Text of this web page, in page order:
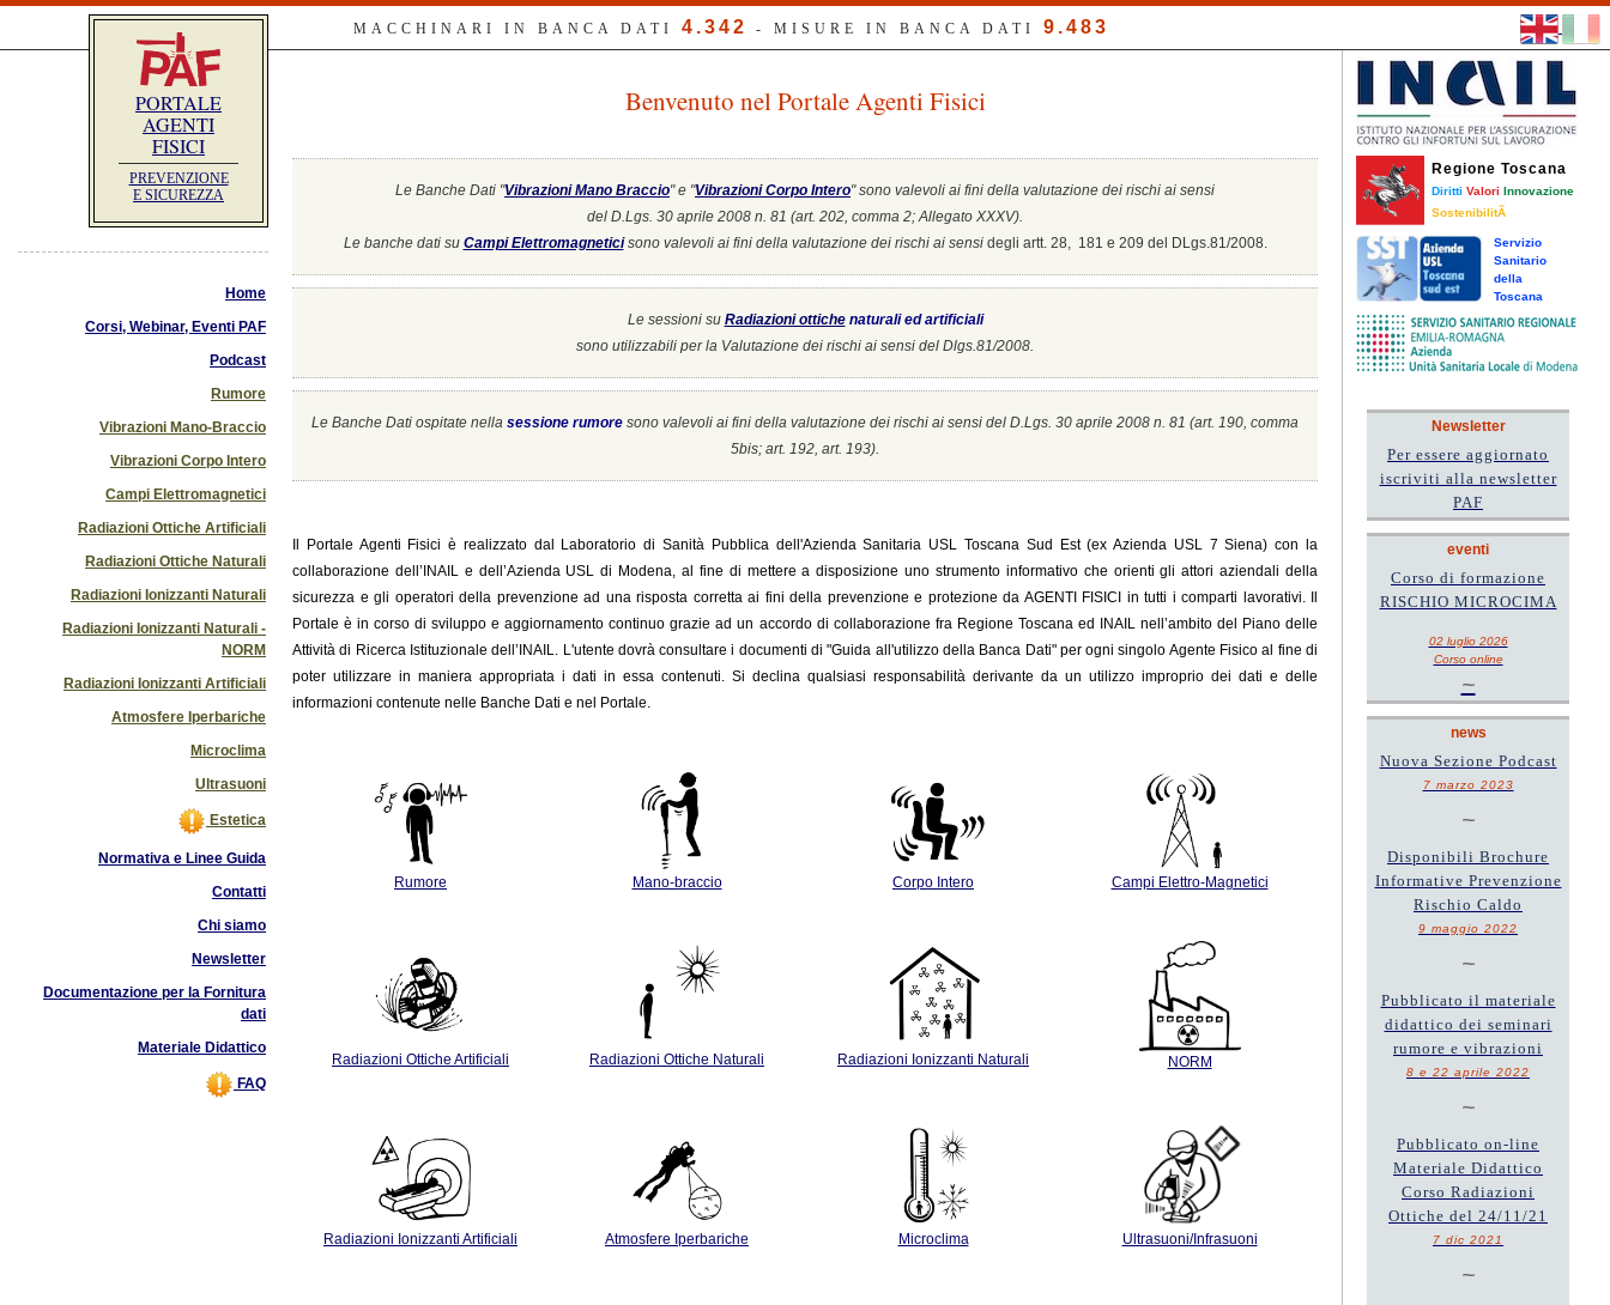
MACCHINARI IN BANCA DATI 4.342 - MISURE IN BANCA DATI 9.483
PORTALE
AGENTI
FISICI
PREVENZIONE
E SICUREZZA
Home
Corsi, Webinar, Eventi PAF
Podcast
Rumore
Vibrazioni Mano-Braccio
Vibrazioni Corpo Intero
Campi Elettromagnetici
Radiazioni Ottiche Artificiali
Radiazioni Ottiche Naturali
Radiazioni Ionizzanti Naturali
Radiazioni Ionizzanti Naturali -
NORM
Radiazioni Ionizzanti Artificiali
Atmosfere Iperbariche
Microclima
Ultrasuoni
Estetica
Normativa e Linee Guida
Contatti
Chi siamo
Newsletter
Documentazione per la Fornitura
dati
Materiale Didattico
FAQ
Benvenuto nel Portale Agenti Fisici
Le Banche Dati "Vibrazioni Mano Braccio" e "Vibrazioni Corpo Intero"sono valevoli ai fini della valutazione dei rischi ai sensi
del D.Lgs. 30 aprile 2008 n. 81 (art. 202, comma 2; Allegato XXXV).
Le banche dati su Campi Elettromagneticisono valevoli ai fini della valutazione dei rischi ai sensi degli artt. 28, 181 e 209 del DLgs.81/2008.
Le sessioni su Radiazioni ottiche naturali ed artificiali
sono utilizzabili per la Valutazione dei rischi ai sensi del Dlgs.81/2008.
Le Banche Dati ospitate nella sessione rumore sono valevoli ai fini della valutazione dei rischi ai sensi del D.Lgs. 30 aprile 2008 n. 81 (art. 190, comma
5bis; art. 192, art. 193).
Portale Agenti Fisici è realizzato dal Laboratorio di Sanità Pubblica dell'Azienda Sanitaria USL Toscana Sud Est (ex Azienda USL 7 Siena) con la
collaborazione dell’INAIL e dell’Azienda USL di Modena, al fine di mettere a disposizione uno strumento informativo che orienti gli attori aziendali della
sicurezza e gli operatori della prevenzione ad una risposta corretta ai fini della prevenzione e protezione da AGENTI FISICI in tutti i comparti lavorativi. Il
Portale è in corso di sviluppo e aggiornamentocontinuo grazie ad un accordo di collaborazione fra Regione Toscana ed INAIL nell’ambito del Piano delle
Attività di Ricerca Istituzionale dell’INAIL. L'utente dovrà consultare i documenti di "Guida all'utilizzo della Banca Dati" per ogni singolo Agente Fisico al fine di
poter utilizzare in maniera appropriata i dati in essa contenuti. Si declina qualsiasi responsabilità derivante da un utilizzo improprio dei dati e delle
informazioni contenute nelle Banche Dati e nel Portale.
Rumore Mano-braccio Corpo Intero Campi Elettro-Magnetici
Radiazioni Ottiche Artificiali Radiazioni Ottiche Naturali Radiazioni Ionizzanti Naturali NORM
Radiazioni Ionizzanti Artificiali Atmosfere Iperbariche Microclima Ultrasuoni/Infrasuoni
Regione Toscana
Diritti Valori Innovazione
SostenibilitÃ
Servizio
Sanitario
della
Toscana
Newsletter
Per essere aggiornato
iscriviti alla newsletter
PAF
eventi
Corso di formazione
RISCHIO MICROCIMA
02 luglio 2026
Corso online
~
news
Nuova Sezione Podcast
7 marzo 2023
~
Disponibili Brochure
Informative Prevenzione
Rischio Caldo
9 maggio 2022
~
Pubblicato il materiale
didattico dei seminari
rumore e vibrazioni
8 e 22 aprile 2022
~
Pubblicato on-line
Materiale Didattico
Corso Radiazioni
Ottiche del 24/11/21
7 dic 2021
~